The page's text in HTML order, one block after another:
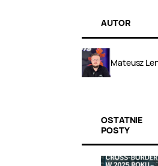
AUTOR
Mateusz
OSTATNIE
POSTY